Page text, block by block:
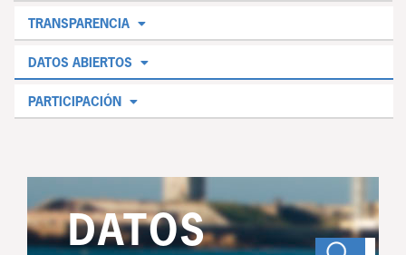
TRANSPARENCIA
DATOS ABIERTOS
PARTICIPACIÓN
DATOS